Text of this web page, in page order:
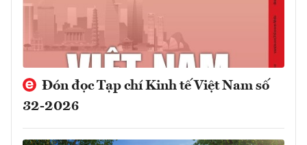
Đón đọc Tạp chí Kinh tế Việt Nam số
32-2026